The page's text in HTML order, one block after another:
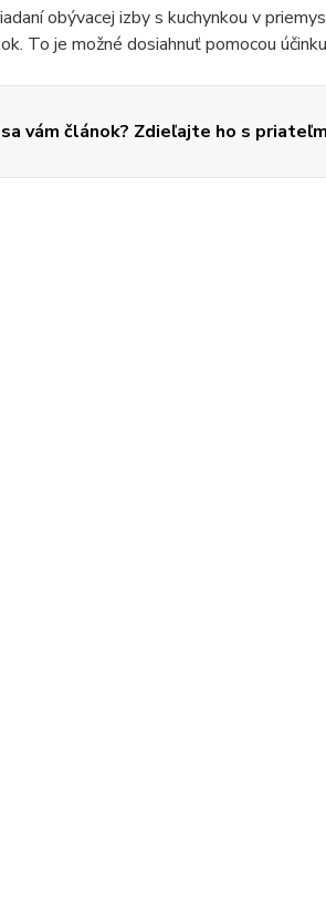
obývacej izby s kuchynkou v
To je možné dosiahnuť pomocou
vám článok? Zdieľajte ho s